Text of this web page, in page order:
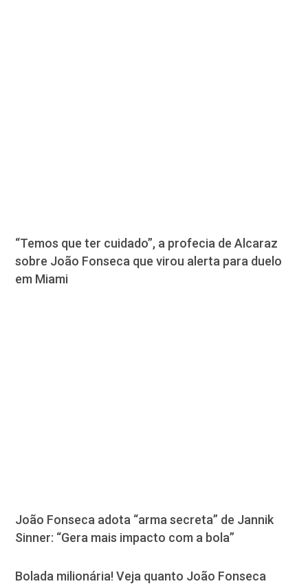
“Temos que ter cuidado”, a profecia de Alcaraz
sobre João Fonseca que virou alerta para duelo
em Miami
João Fonseca adota “arma secreta” de Jannik
Sinner: “Gera mais impacto com a bola”
Bolada milionária! Veja quanto João Fonseca